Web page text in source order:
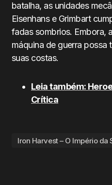
batalha, as unidades
Eisenhans e Grimbart
fadas sombrios. Embora,
máquina de guerra possa
suas costas.
Leia também:
Crítica
Iron Harvest – O Império da